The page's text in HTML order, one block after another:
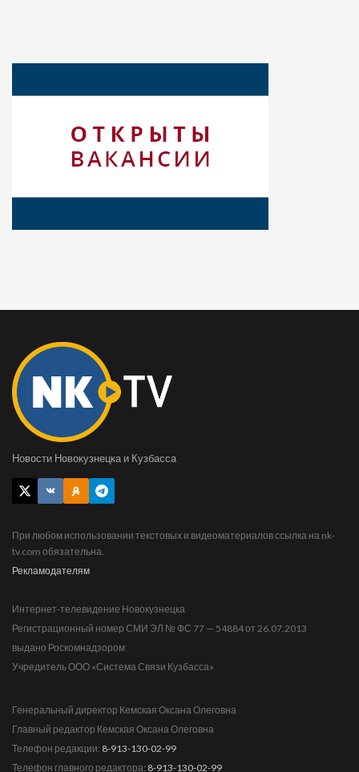
Новости Новокузнецка и Кузбасса
При любом использовании текстовых и видеоматериалов ссылка на nk-
tv.com обязательна.
Рекламодателям
Интернет-телевидение Новокузнецка
Регистрационный номер СМИ ЭЛ № ФС 77 — 54884 от 26.07.2013
выдано Роскомнадзором
Учредитель ООО «Система Связи Кузбасса»
Генеральный директор Кемская Оксана Олеговна
Главный редактор Кемская Оксана Олеговна
Телефон редакции: 8-913-130-02-99
Телефон главного редактора: 8-913-130-02-99